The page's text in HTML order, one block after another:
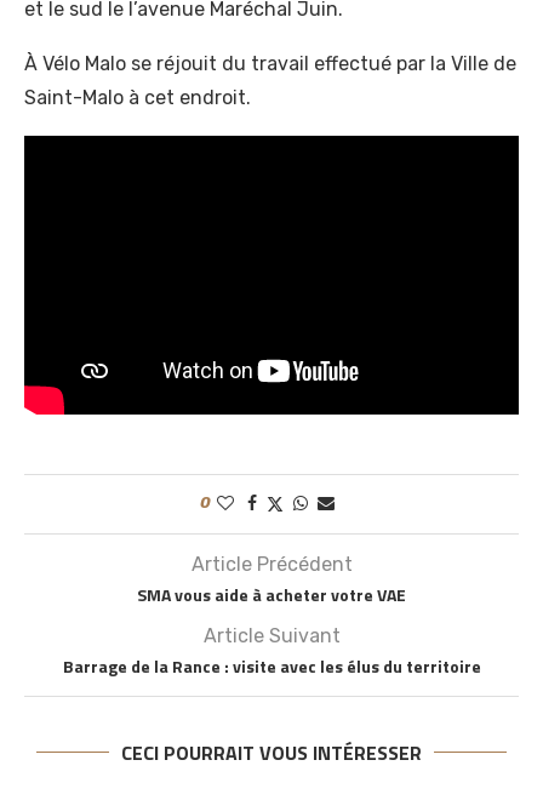
et le sud le l’avenue Maréchal Juin.
À Vélo Malo se réjouit du travail effectué par la Ville de
Saint-Malo à cet endroit.
0
Article Précédent
SMA vous aide à acheter votre VAE
Article Suivant
Barrage de la Rance : visite avec les élus du territoire
CECI POURRAIT VOUS INTÉRESSER